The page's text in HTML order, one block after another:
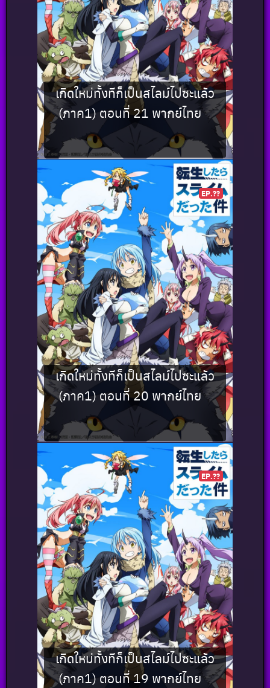
เกิดใหม่ทั้งทีก็เป็นสไลม์ไปซะแล้ว
(ภาค1) ตอนที่ 21 พากย์ไทย
EP.??
เกิดใหม่ทั้งทีก็เป็นสไลม์ไปซะแล้ว
(ภาค1) ตอนที่ 20 พากย์ไทย
EP.??
เกิดใหม่ทั้งทีก็เป็นสไลม์ไปซะแล้ว
(ภาค1) ตอนที่ 19 พากย์ไทย